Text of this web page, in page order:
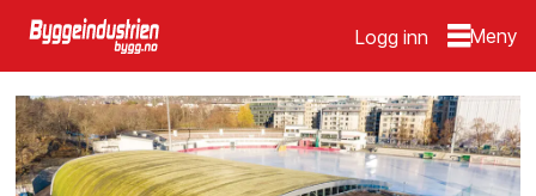
Logg inn
Emne:
2020